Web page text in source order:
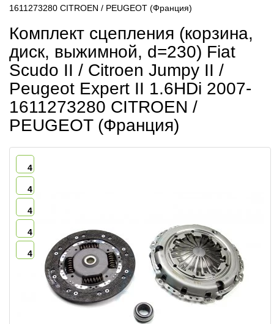
1611273280 CITROEN / PEUGEOT (Франция)
Комплект сцепления (корзина,
диск, выжимной, d=230) Fiat
Scudo II / Citroen Jumpy II /
Peugeot Expert II 1.6HDi 2007-
1611273280 CITROEN /
PEUGEOT (Франция)
4
4
4
4
4